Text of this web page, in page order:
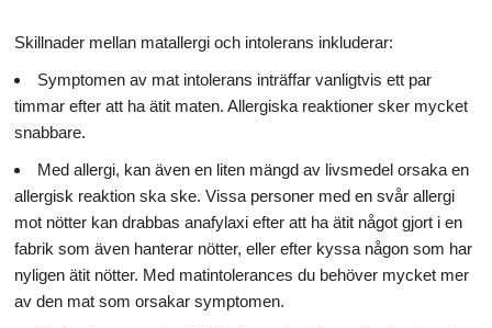
Skillnader mellan matallergi och intolerans inkluderar:
Symptomen av mat intolerans inträffar vanligtvis ett par
timmar efter att ha ätit maten. Allergiska reaktioner sker mycket
snabbare.
Med allergi, kan även en liten mängd av livsmedel orsaka en
allergisk reaktion ska ske. Vissa personer med en svår allergi
mot nötter kan drabbas anafylaxi efter att ha ätit något gjort i en
fabrik som även hanterar nötter, eller efter kyssa någon som har
nyligen ätit nötter. Med matintolerances du behöver mycket mer
av den mat som orsakar symptomen.